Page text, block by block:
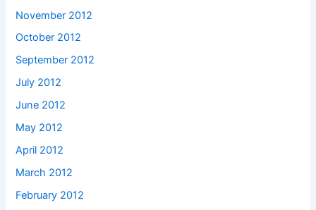
November 2012
October 2012
September 2012
July 2012
June 2012
May 2012
April 2012
March 2012
February 2012